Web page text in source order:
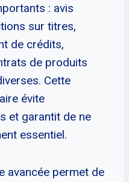
: avis
sur titres,
de crédits,
de produits
Cette
évite
et garantit de ne
essentiel.
avancée permet de